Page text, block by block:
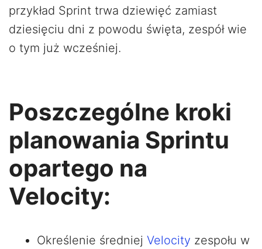
przykład Sprint trwa dziewięć zamiast
dziesięciu dni z powodu święta, zespół wie
o tym już wcześniej.
Poszczególne kroki
planowania Sprintu
opartego na
Velocity:
Określenie średniej Velocity zespołu w